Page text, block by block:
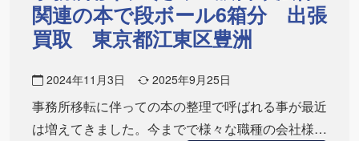
関連の本で段ボール6箱分 出張
買取 東京都江東区豊洲
2024年11月3日 2025年9月25日
事務所移転に伴っての本の整理で呼ばれる事が最近
は増えてきました。今までで様々な職種の会社様の